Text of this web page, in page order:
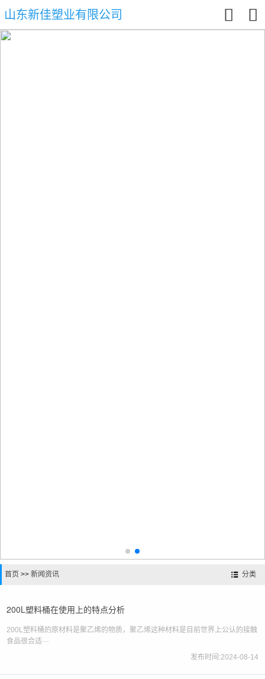
山东新佳塑业有限公司 

分类
首页 >> 新闻资讯
200L塑料桶在使用上的特点分析
200L塑料桶的原材料是聚乙烯的物质，聚乙烯这种材料是目前世界上公认的接触
食品很合适···
发布时间:2024-08-14